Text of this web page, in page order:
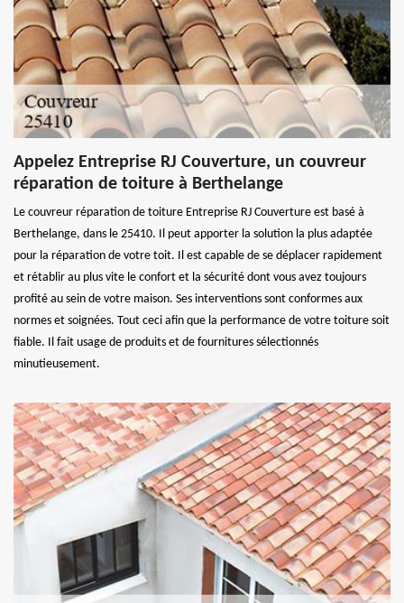
Appelez Entreprise RJ Couverture, un couvreur
réparation de toiture à Berthelange
Le couvreur réparation de toiture Entreprise RJ Couverture est basé à
Berthelange, dans le 25410. Il peut apporter la solution la plus adaptée
pour la réparation de votre toit. Il est capable de se déplacer rapidement
et rétablir au plus vite le confort et la sécurité dont vous avez toujours
profité au sein de votre maison. Ses interventions sont conformes aux
normes et soignées. Tout ceci afin que la performance de votre toiture soit
fiable. Il fait usage de produits et de fournitures sélectionnés
minutieusement.